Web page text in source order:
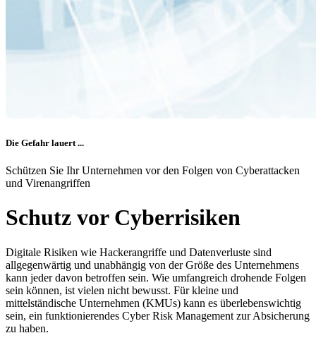
Die Gefahr lauert ...
Schützen Sie Ihr Unternehmen vor den Folgen von Cyberattacken
und Virenangriffen
Schutz vor Cyberrisiken
Digitale Risiken wie Hackerangriffe und Datenverluste sind
allgegenwärtig und unabhängig von der Größe des Unternehmens
kann jeder davon betroffen sein. Wie umfangreich drohende Folgen
sein können, ist vielen nicht bewusst. Für kleine und
mittelständische Unternehmen (KMUs) kann es überlebenswichtig
sein, ein funktionierendes Cyber Risk Management zur Absicherung
zu haben.